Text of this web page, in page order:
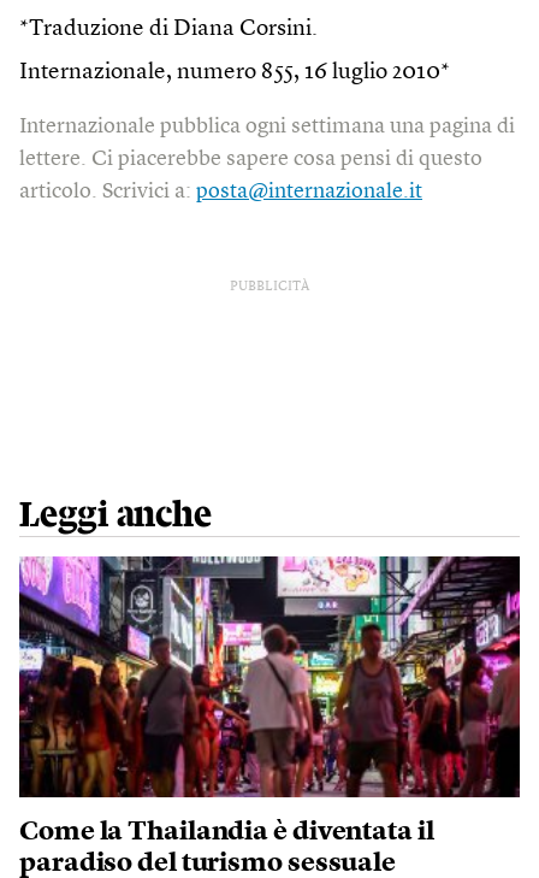
*Traduzione di Diana Corsini.
Internazionale, numero 855, 16 luglio 2010*
Internazionale pubblica ogni settimana una pagina di
lettere. Ci piacerebbe sapere cosa pensi di questo
articolo. Scrivici a: posta@internazionale.it
PUBBLICITÀ
Leggi anche
Come la Thailandia è diventata il
paradiso del turismo sessuale